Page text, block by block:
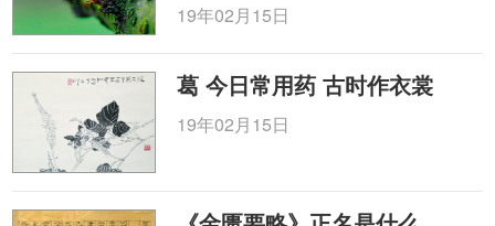
19年02月15日
葛 今日常用药 古时作衣裳
19年02月15日